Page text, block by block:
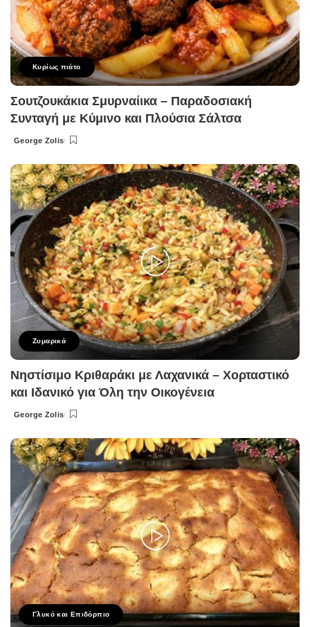
Κυρίως πιάτο
Σουτζουκάκια Σμυρναίικα – Παραδοσιακή
Συνταγή με Κύμινο και Πλούσια Σάλτσα
Posted
George Zolis
Ζυμαρικά
Νηστίσιμο Κριθαράκι με Λαχανικά – Χορταστικό
και Ιδανικό για Όλη την Οικογένεια
Posted
George Zolis
Γλυκό και Επιδόρπιο